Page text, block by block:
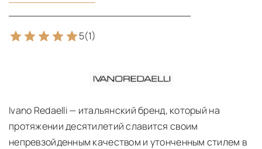
5(1)
О ПРОИЗВОДИТЕЛЕ IVANO REDAELLI
Ivano Redaelli — итальянский бренд, который на
протяжении десятилетий славится своим
непревзойденным качеством и утонченным стилем в